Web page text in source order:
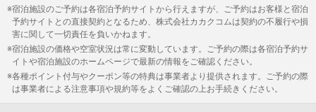
宿泊施設のご予約は各宿泊予約サイトから行えますが、ご予約はお客様と宿泊
予約サイトとの直接契約となるため、株式会社カカクコムは契約の不履行や損
害に関して一切責任を負いかねます。
宿泊施設の価格や空室状況は常に変動しています。ご予約の際は各宿泊予約サ
イトや宿泊施設のホームページで最新の情報をご確認ください。
各種ポイント付与やクーポン等の特典は事業者より提供されます。ご予約の際
は事業者による注意事項や規約等をよくご確認の上お手続きください。